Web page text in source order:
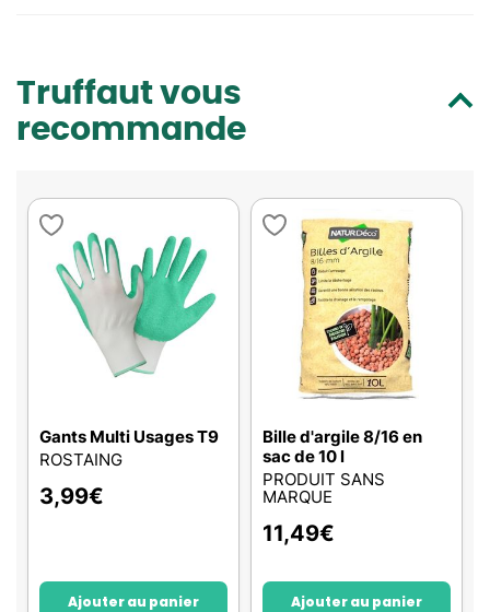
Truffaut vous
recommande
Gants Multi Usages T9
ROSTAING
3,99€
Ajouter au panier
Bille d'argile 8/16 en
sac de 10 l
PRODUIT SANS
MARQUE
11,49€
Ajouter au panier